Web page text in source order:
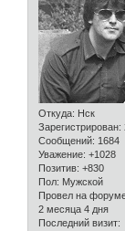
Откуда: Нск
Зарегистрирован:
Сообщений: 1684
Уважение: +1028
Позитив: +830
Пол: Мужской
Провел на
2 месяца 4 дня
Последний визит: